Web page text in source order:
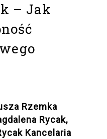
– Jak
Rzemka
Rycak,
Kancelaria